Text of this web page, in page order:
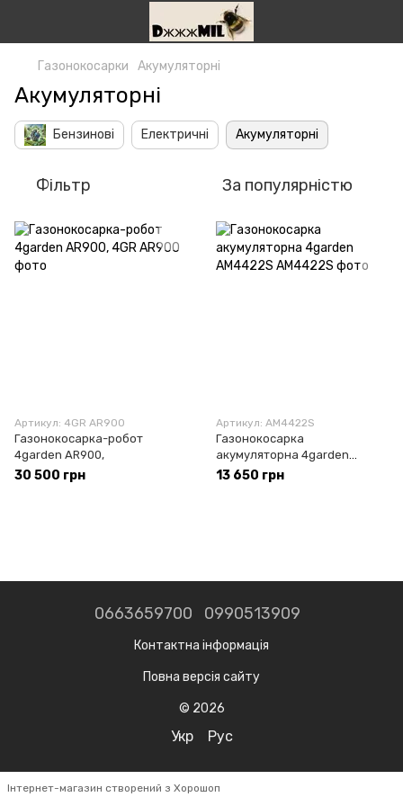
Газонокосарки Акумуляторні
Акумуляторні
Бензинові Електричні Акумуляторні
Фільтр За популярністю
Артикул: 4GR AR900
Газонокосарка-робот
4garden AR900,
30 500 грн
Артикул: AM4422S
Газонокосарка
акумуляторна 4garden
AM4422S
13 650 грн
0663659700 0990513909
Контактна інформація
Повна версія сайту
© 2026
Укр Рус
Інтернет-магазин створений з Хорошоп